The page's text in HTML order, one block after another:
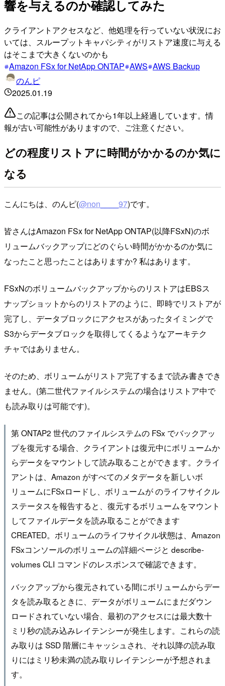
響を与えるのか確認してみた
クライアントアクセスなど、他処理を行っていない状況にお
いては、スループットキャパシティがリストア速度に与える
はそこまで大きくないのかも
Amazon FSx for NetApp ONTAP AWS AWS Backup
のんピ
2025.01.19
この記事は公開されてから1年以上経過しています。情
報が古い可能性がありますので、ご注意ください。
どの程度リストアに時間がかかるのか気に
なる
こんにちは、のんピ(@non____97)です。
皆さんはAmazon FSx for NetApp ONTAP(以降FSxN)のボ
リュームバックアップにどのぐらい時間がかかるのか気に
なったこと思ったことはありますか? 私はあります。
FSxNのボリュームバックアップからのリストアはEBSス
ナップショットからのリストアのように、即時でリストアが
完了し、データブロックにアクセスがあったタイミングで
S3からデータブロックを取得してくるようなアーキテク
チャではありません。
そのため、ボリュームがリストア完了するまで読み書きでき
ません。(第二世代ファイルシステムの場合はリストア中で
も読み取りは可能です)。
第 ONTAP2 世代のファイルシステムの FSx でバックアッ
プを復元する場合、クライアントは復元中にボリュームか
らデータをマウントして読み取ることができます。クライ
アントは、Amazon がすべてのメタデータを新しいボ
リュームにFSxロードし、ボリュームが のライフサイクル
ステータスを報告すると、復元するボリュームをマウント
してファイルデータを読み取ることができます
CREATED。ボリュームのライフサイクル状態は、Amazon
FSxコンソールのボリュームの詳細ページと describe-
volumes CLI コマンドのレスポンスで確認できます。
バックアップから復元されている間にボリュームからデー
タを読み取るときに、データがボリュームにまだダウン
ロードされていない場合、最初のアクセスには最大数十
ミリ秒の読み込みレイテンシーが発生します。これらの読
み取りは SSD 階層にキャッシュされ、それ以降の読み取
りにはミリ秒未満の読み取りレイテンシーが予想されま
す。